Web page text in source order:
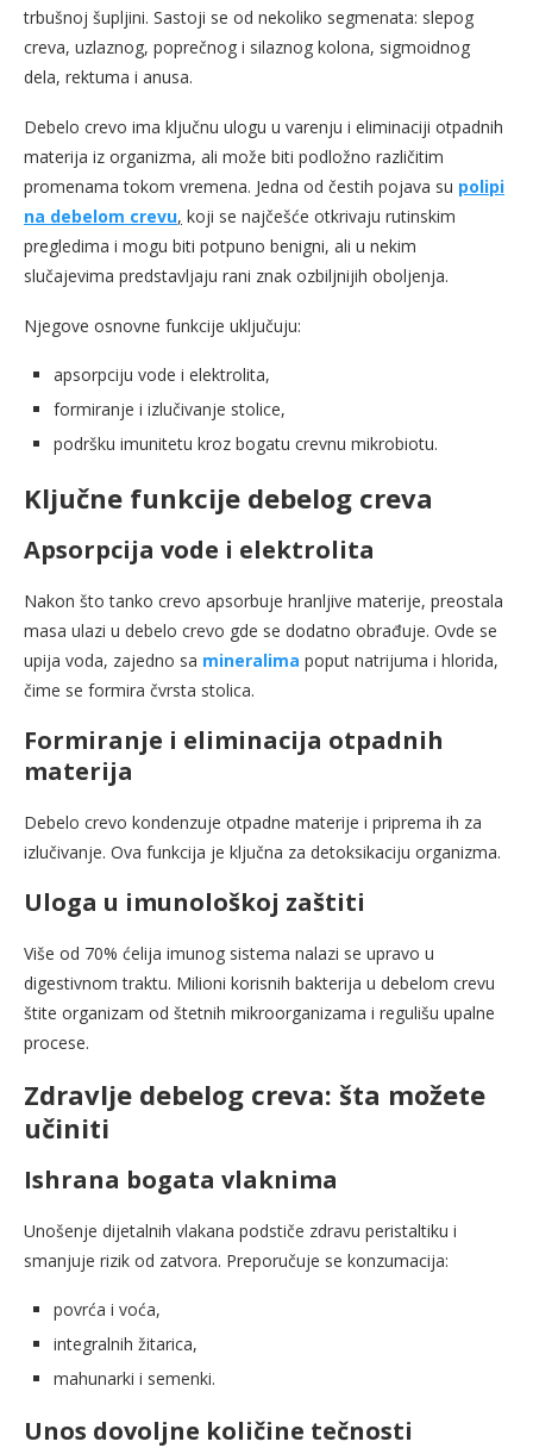
trbušnoj šupljini. Sastoji se od nekoliko segmenata: slepog
creva, uzlaznog, poprečnog i silaznog kolona, sigmoidnog
dela, rektuma i anusa.
Debelo crevo ima ključnu ulogu u varenju i eliminaciji otpadnih
materija iz organizma, ali može biti podložno različitim
promenama tokom vremena. Jedna od čestih pojava su polipi
na debelom crevu, koji se najčešće otkrivaju rutinskim
pregledima i mogu biti potpuno benigni, ali u nekim
slučajevima predstavljaju rani znak ozbiljnijih oboljenja.
Njegove osnovne funkcije uključuju:
apsorpciju vode i elektrolita,
formiranje i izlučivanje stolice,
podršku imunitetu kroz bogatu crevnu mikrobiotu.
Ključne funkcije debelog creva
Apsorpcija vode i elektrolita
Nakon što tanko crevo apsorbuje hranljive materije, preostala
masa ulazi u debelo crevo gde se dodatno obrađuje. Ovde se
upija voda, zajedno sa mineralima poput natrijuma i hlorida,
čime se formira čvrsta stolica.
Formiranje i eliminacija otpadnih
materija
Debelo crevo kondenzuje otpadne materije i priprema ih za
izlučivanje. Ova funkcija je ključna za detoksikaciju organizma.
Uloga u imunološkoj zaštiti
Više od 70% ćelija imunog sistema nalazi se upravo u
digestivnom traktu. Milioni korisnih bakterija u debelom crevu
štite organizam od štetnih mikroorganizama i regulišu upalne
procese.
Zdravlje debelog creva: šta možete
učiniti
Ishrana bogata vlaknima
Unošenje dijetalnih vlakana podstiče zdravu peristaltiku i
smanjuje rizik od zatvora. Preporučuje se konzumacija:
povrća i voća,
integralnih žitarica,
mahunarki i semenki.
Unos dovoljne količine tečnosti